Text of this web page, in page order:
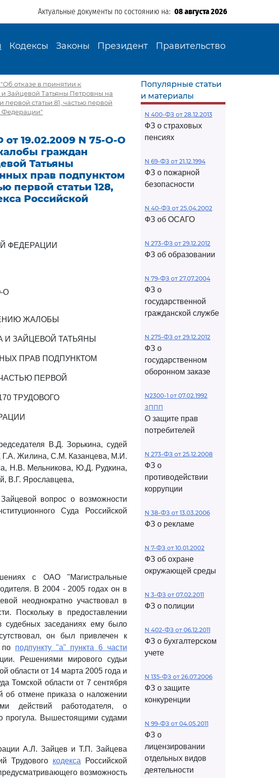
Актуальные документы по состоянию на: 08 августа 2026
Кодексы Законы Президент Правительство
отказе в принятии к
Зайцевой Татьяны Петровны на
статьи 81, частью первой
Федерации"
19.02.2009 N 75-О-О
граждан
Татьяны
прав подпунктом
первой статьи 128,
Российской
ФЕДЕРАЦИИ
О
ЖАЛОБЫ
И ЗАЙЦЕВОЙ ТАТЬЯНЫ
ПРАВ ПОДПУНКТОМ
ПЕРВОЙ
ТРУДОВОГО
В.Д. Зорькина, судей
Жилина, С.М. Казанцева, М.И.
Н.В. Мельникова, Ю.Д. Рудкина,
В.Г. Ярославцева,
вопрос о возможности
Суда Российской
с ОАО "Магистральные
В 2004 - 2005 годах он в
неоднократно участвовал в
Поскольку в предоставлении
судебных заседаниях ему было
он был привлечен к
по подпункту "а" пункта 6 части
Решениями мирового судьи
области от 14 марта 2005 года и
Томской области от 7 сентября
об отмене приказа о наложении
действий работодателя, о
прогула. Вышестоящими судами
А.Л. Зайцев и Т.П. Зайцева
Трудового кодекса Российской
возможность
Популярные статьи
и материалы
N 400-ФЗ от 28.12.2013
ФЗ о страховых
пенсиях
N 69-ФЗ от 21.12.1994
ФЗ о пожарной
безопасности
N 40-ФЗ от 25.04.2002
ФЗ об ОСАГО
N 273-ФЗ от 29.12.2012
ФЗ об образовании
N 79-ФЗ от 27.07.2004
ФЗ о
государственной
гражданской службе
N 275-ФЗ от 29.12.2012
ФЗ о
государственном
оборонном заказе
N2300-1 от 07.02.1992
ЗППП
О защите прав
потребителей
N 273-ФЗ от 25.12.2008
ФЗ о
противодействии
коррупции
N 38-ФЗ от 13.03.2006
ФЗ о рекламе
N 7-ФЗ от 10.01.2002
ФЗ об охране
окружающей среды
N 3-ФЗ от 07.02.2011
ФЗ о полиции
N 402-ФЗ от 06.12.2011
ФЗ о бухгалтерском
учете
N 135-ФЗ от 26.07.2006
ФЗ о защите
конкуренции
N 99-ФЗ от 04.05.2011
ФЗ о
лицензировании
отдельных видов
деятельности